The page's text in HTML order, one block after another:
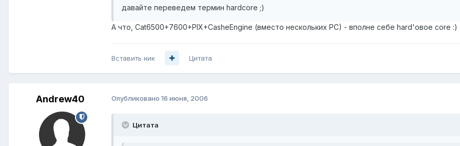
давайте переведем термин hardcore ;)
А что, Cat6500+7600+PIX+CasheEngine (вместо нескольких PC) - вполне себе hard'овое core :)
Вставить ник Цитата
Andrew40 Опубликовано 16 июня, 2006
Цитата